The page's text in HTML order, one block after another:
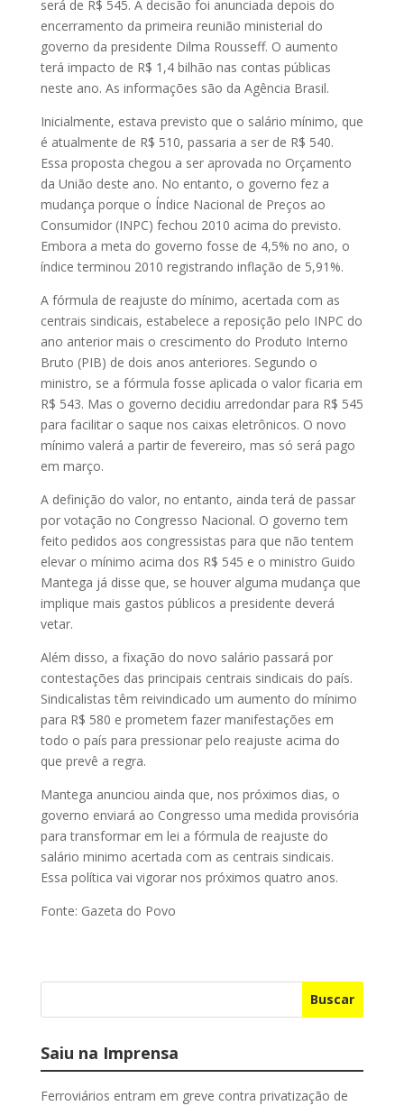
será de R$ 545. A decisão foi anunciada depois do
encerramento da primeira reunião ministerial do
governo da presidente Dilma Rousseff. O aumento
terá impacto de R$ 1,4 bilhão nas contas públicas
neste ano. As informações são da Agência Brasil.
Inicialmente, estava previsto que o salário mínimo, que
é atual­­mente de R$ 510, passaria a ser de R$ 540.
Essa proposta chegou a ser aprovada no Or­­­çamento
da União deste ano. No entanto, o governo fez a
mudança porque o Índice Nacional de Preços ao
Consumidor (INPC) fechou 2010 acima do previsto.
Embora a meta do governo fosse de 4,5% no ano, o
índice terminou 2010 registrando inflação de 5,91%.
A fórmula de reajuste do mínimo, acertada com as
centrais sindicais, estabelece a reposição pelo INPC do
ano anterior mais o crescimento do Produto Interno
Bruto (PIB) de dois anos anteriores. Segundo o
ministro, se a fórmula fosse aplicada o valor ficaria em
R$ 543. Mas o governo decidiu arredondar para R$ 545
para facilitar o saque nos caixas eletrônicos. O novo
mínimo valerá a partir de fevereiro, mas só será pago
em março.
A definição do valor, no entanto, ainda terá de passar
por votação no Congresso Na­­­cional. O governo tem
feito pe­­didos aos congressistas para que não tentem
elevar o mínimo acima dos R$ 545 e o ministro Guido
Mantega já disse que, se houver alguma mudança que
implique mais gastos públicos a presidente deverá
vetar.
Além disso, a fixação do novo salário passará por
contestações das principais centrais sindicais do país.
Sindicalistas têm reivindicado um aumento do mínimo
para R$ 580 e prometem fazer manifestações em
todo o país para pressionar pelo reajuste acima do
que prevê a regra.
Mantega anunciou ainda que, nos próximos dias, o
governo enviará ao Congresso uma medida provisória
para transformar em lei a fórmula de reajuste do
salário minimo acertada com as centrais sindicais.
Essa política vai vigorar nos próximos quatro anos.
Fonte: Gazeta do Povo
Buscar
Saiu na Imprensa
Ferroviários entram em greve contra privatização de